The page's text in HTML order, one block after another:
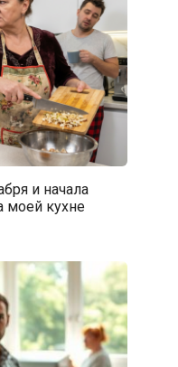
и начала
моей кухне